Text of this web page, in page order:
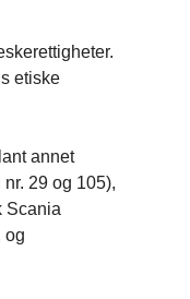
etiske
annet
29 og 105),
Scania
og